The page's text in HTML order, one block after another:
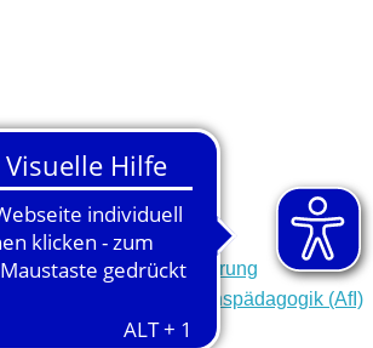
Interdisziplinäre Frühförderung
Arbeitsstelle für Integrationspädagogik (AfI)
Integrative Kinderkrippe